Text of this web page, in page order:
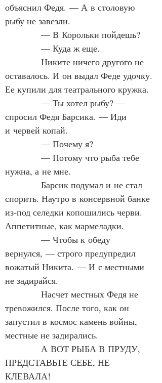
объяснил Федя. — А в столовую
рыбу не завезли.
— В Корольки пойдешь?
— Куда ж еще.
Никите ничего другого не
оставалось. И он выдал Феде удочку.
Ее купили для театрального кружка.
— Ты хотел рыбу? —
спросил Федя Барсика. — Иди
и червей копай.
— Почему я?
— Потому что рыба тебе
нужна, а не мне.
Барсик подумал и не стал
спорить. Наутро в консервной банке
из‑под селедки копошились черви.
Аппетитные, как мармеладки.
— Чтобы к обеду
вернулся, — строго предупредил
вожатый Никита. — И с местными
не задирайся.
Насчет местных Федя не
тревожился. После того, как он
запустил в космос камень войны,
местные не задирались.
А ВОТ РЫБА В ПРУДУ,
ПРЕДСТАВЬТЕ СЕБЕ, НЕ
КЛЕВАЛА!